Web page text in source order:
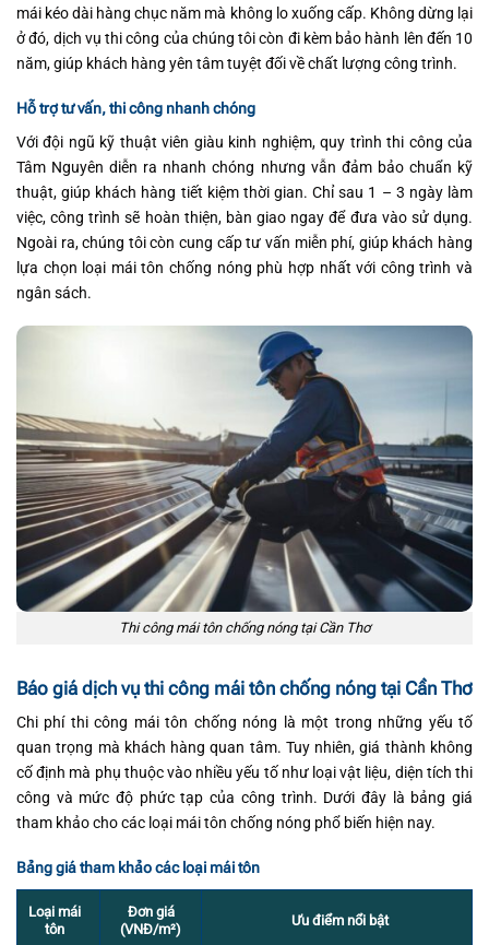
mái kéo dài hàng chục năm mà không lo xuống cấp. Không dừng lại
ở đó, dịch vụ thi công của chúng tôi còn đi kèm bảo hành lên đến 10
năm, giúp khách hàng yên tâm tuyệt đối về chất lượng công trình.
Hỗ trợ tư vấn, thi công nhanh chóng
Với đội ngũ kỹ thuật viên giàu kinh nghiệm, quy trình thi công của
Tâm Nguyên diễn ra nhanh chóng nhưng vẫn đảm bảo chuẩn kỹ
thuật, giúp khách hàng tiết kiệm thời gian. Chỉ sau 1 – 3 ngày làm
việc, công trình sẽ hoàn thiện, bàn giao ngay để đưa vào sử dụng.
Ngoài ra, chúng tôi còn cung cấp tư vấn miễn phí, giúp khách hàng
lựa chọn loại mái tôn chống nóng phù hợp nhất với công trình và
ngân sách.
Thi công mái tôn chống nóng tại Cần Thơ
Báo giá dịch vụ thi công mái tôn chống nóng tại Cần Thơ
Chi phí thi công mái tôn chống nóng là một trong những yếu tố
quan trọng mà khách hàng quan tâm. Tuy nhiên, giá thành không
cố định mà phụ thuộc vào nhiều yếu tố như loại vật liệu, diện tích thi
công và mức độ phức tạp của công trình. Dưới đây là bảng giá
tham khảo cho các loại mái tôn chống nóng phổ biến hiện nay.
Bảng giá tham khảo các loại mái tôn
Loại mái
tôn
Đơn giá
(VNĐ/m²)
Ưu điểm nổi bật